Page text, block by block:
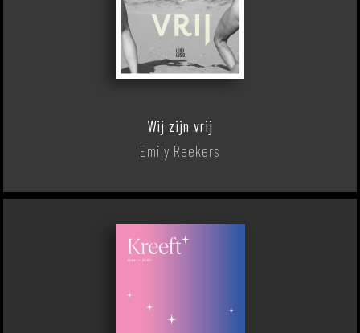
Wij zijn vrij
Emily Reekers